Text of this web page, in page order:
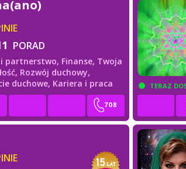
PORAD
i partnerstwo, Finanse, Twoja
Rozwój duchowy,
duchowe, Kariera i praca TERAZ